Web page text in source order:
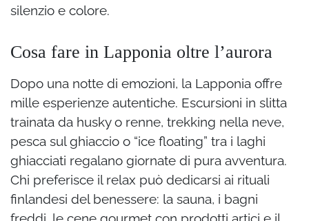
silenzio e colore.
Cosa fare in Lapponia oltre l’aurora
Dopo una notte di emozioni, la Lapponia offre
mille esperienze autentiche. Escursioni in slitta
trainata da husky o renne, trekking nella neve,
pesca sul ghiaccio o “ice floating” tra i laghi
ghiacciati regalano giornate di pura avventura.
Chi preferisce il relax può dedicarsi ai rituali
finlandesi del benessere: la sauna, i bagni